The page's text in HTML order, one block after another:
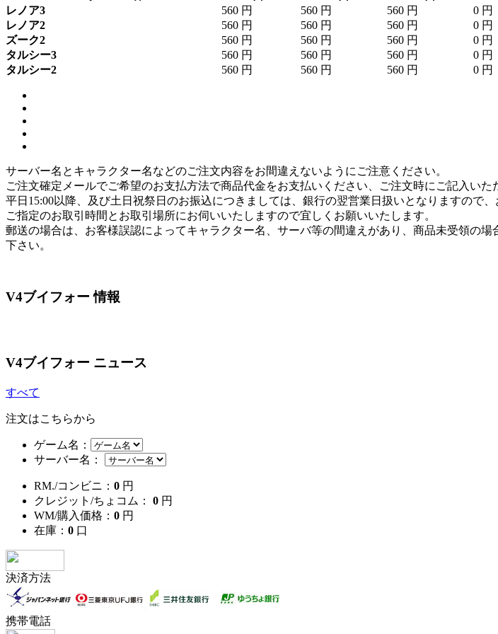
レノア3
560 円 560 円 560 円 0 円
レノア2
560 円 560 円 560 円 0 円
ズーク2
560 円 560 円 560 円 0 円
タルシー3
560 円 560 円 560 円 0 円
タルシー2
560 円 560 円 560 円 0 円
サーバー名とキャラクター名などのご注文内容をお間違えないようにご注意ください。
ご注文確定メールでご希望のお支払方法で商品代金をお支払いください、ご注文時にご記入いた
平日15:00以降、及び土日祝祭日のお振込につきましては、銀行の翌営業日扱いとなりますので
ご指定のお取引時間とお取引場所にお伺いいたしますので宜しくお願いいたします。
郵送の場合は、お客様誤認によってキャラクター名、サーバ等の間違えがあり、商品未受領の
下さい。
V4ブイフォー 情報
V4ブイフォー ニュース
すべて
注文はこちらから
ゲーム名：
サーバー名：
RM./コンビニ： 0 円
クレジット/ちょコム：
0 円
WM/購入価格： 0 円
在庫： 0 口
決済方法
携帯電話